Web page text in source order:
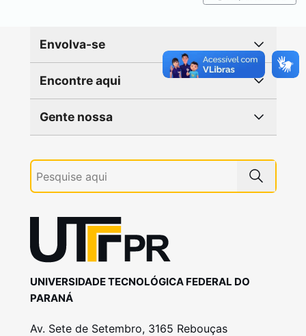
Envolva-se
Encontre aqui
Gente nossa
UNIVERSIDADE TECNOLÓGICA FEDERAL DO
PARANÁ
Av. Sete de Setembro, 3165 Rebouças